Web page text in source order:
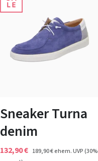
Sneaker Turna
denim
132,90 € 189,90 €ehem. UVP(30%